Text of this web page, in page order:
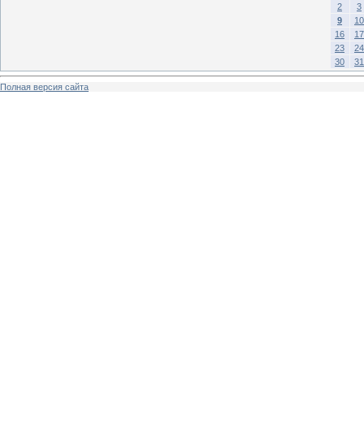
2
3
9
10
16
17
23
24
30
31
Полная версия сайта